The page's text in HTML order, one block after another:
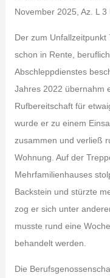
November 2025, Az. L 3
Der zum
schon in Rente,
Abschleppdienstes
Jahres 2022 übernahm
Rufbereitschaft für
wurde er zu einem
zusammen und verließ
Wohnung. Auf der
Mehrfamilienhauses
Backstein und stürzte
zog er sich unter
musste rund eine
behandelt werden.
Die